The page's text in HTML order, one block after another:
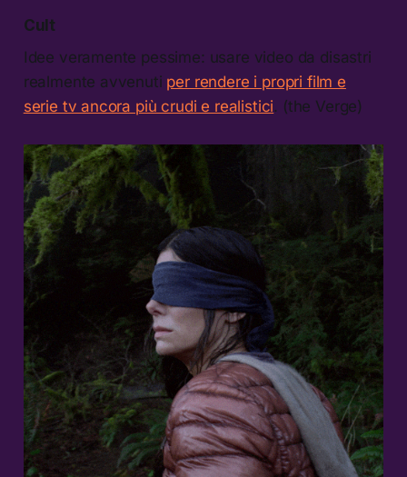
Cult
Idee veramente pessime: usare video da disastri
realmente avvenuti per rendere i propri film e
serie tv ancora più crudi e realistici. (the Verge)